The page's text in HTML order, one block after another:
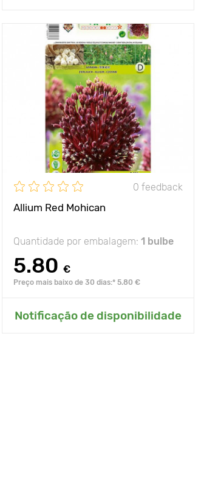
0 feedback
Allium Red Mohican
Quantidade por embalagem: 1 bulbe
5.80 €
Preço mais baixo de 30 dias:* 5.80 €
Notificação de disponibilidade
Avantages resistente às geadas
Hauteur 90 - 100 cm
Espacement 25 - 30 cm
Position lugar ensolarado
Résistance au gel
Adicionar ao meu jardim